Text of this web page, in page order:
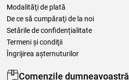
Modalităţi de plată
De ce să cumpăraţi de la noi
Setările de confidențialitate
Termeni şi condiţii
Îngrijirea așternuturilor
Comenzile dumneavoastră